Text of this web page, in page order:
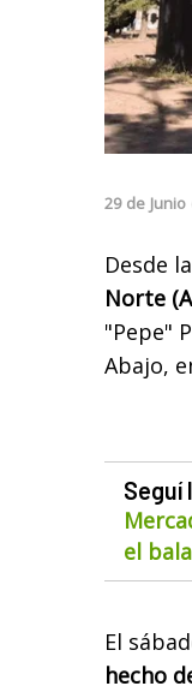
29 de Junio
Desde la
Norte
"Pepe"
Abajo,
Seguí
el
El
hecho